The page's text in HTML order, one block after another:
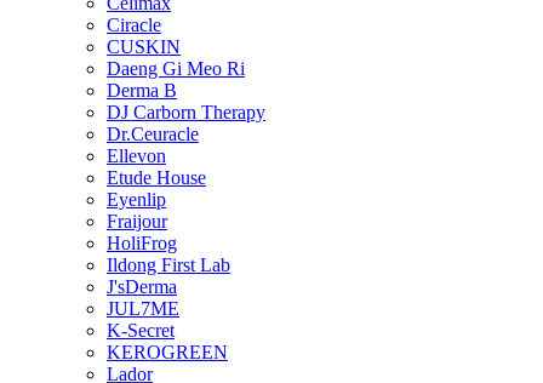
Ciracle
CUSKIN
Daeng Gi Meo Ri
Derma B
DJ Carborn Therapy
Dr.Ceuracle
Ellevon
Etude House
Eyenlip
Fraijour
HoliFrog
Ildong First Lab
J'sDerma
JUL7ME
K-Secret
KEROGREEN
Lador